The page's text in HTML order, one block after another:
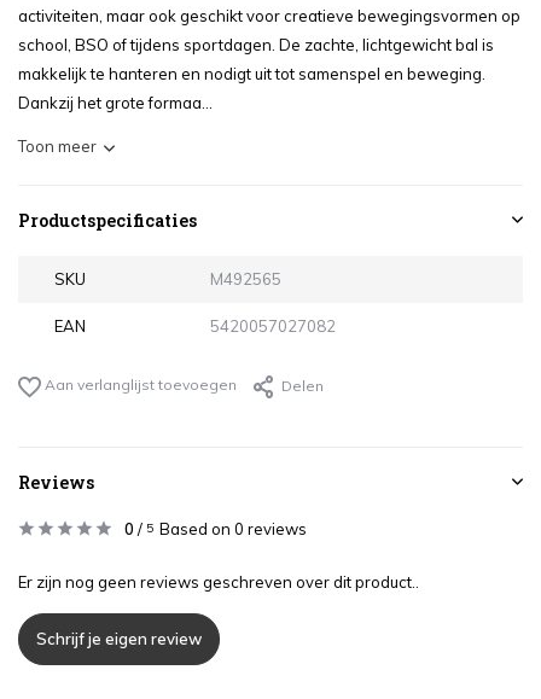
activiteiten, maar ook geschikt voor creatieve bewegingsvormen op
school, BSO of tijdens sportdagen. De zachte, lichtgewicht bal is
makkelijk te hanteren en nodigt uit tot samenspel en beweging.
Dankzij het grote formaa...
Toon meer
Productspecificaties
SKU M492565
EAN 5420057027082
Aan verlanglijst toevoegen Delen
Reviews
0 / 5 Based on 0 reviews
Er zijn nog geen reviews geschreven over dit product..
Schrijf je eigen review